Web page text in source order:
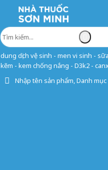
dung dịch vệ sinh - men vi sinh -
kẽm - kem chống nắng - D3k2 -
Nhập tên sản phẩm, Danh mục